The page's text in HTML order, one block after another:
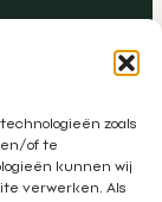
zoals
en/of te
kunnen wij
verwerken. Als